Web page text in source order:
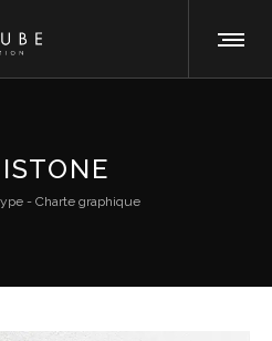
- Charte graphique